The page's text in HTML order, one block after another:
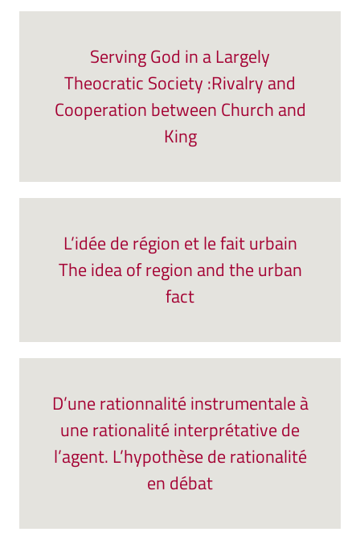
Serving God in a Largely
Theocratic Society :Rivalry and
Cooperation between Church and
King
L’idée de région et le fait urbain
The idea of region and the urban
fact
D’une rationnalité instrumentale à
une rationalité interprétative de
l’agent. L’hypothèse de rationalité
en débat